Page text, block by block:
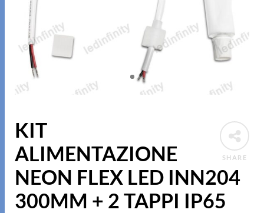
SHARE
KIT
ALIMENTAZIONE
NEON FLEX LED INN204
300MM + 2 TAPPI IP65